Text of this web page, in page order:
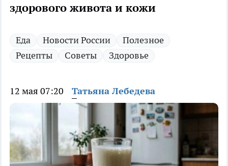
здорового живота и кожи
Еда Новости России
Полезное
Рецепты
Советы Здоровье
12 мая 07:20 Татьяна Лебедева